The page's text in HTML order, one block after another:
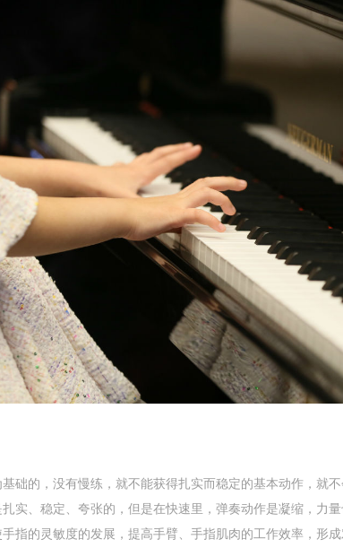
的，没有慢练，就不能获得扎实而稳定的基本动作，就不
实、稳定、夸张的，但是在快速里，弹奏动作是凝缩，力
指的灵敏度的发展，提高手臂、手指肌肉的工作效率，形